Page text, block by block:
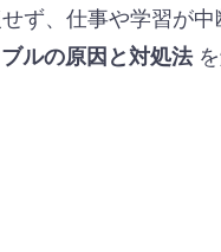
ず、仕事や学習が
ルの原因と対処法を